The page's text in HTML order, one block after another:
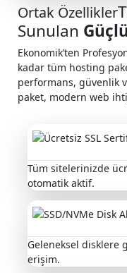
Ortak Özellikler
Sunulan
Ekonomik’ten
kadar tüm hosting
performans, güvenlik
paket, modern web
Tüm sitelerinizde
otomatik aktif.
Geleneksel disklere
erişim.